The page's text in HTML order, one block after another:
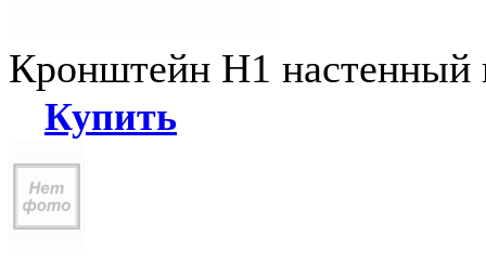
Кронштейн Н1
Купить